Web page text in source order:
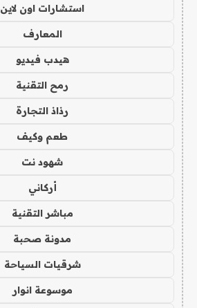
استشارات اون لاين
المعارف
هيدب فيديو
رمح التقنية
رذاذ التجارة
طعم وكيف
شهود نت
أركاني
مباشر التقنية
مدونة صحبة
شرقيات السياحة
موسوعة انوار